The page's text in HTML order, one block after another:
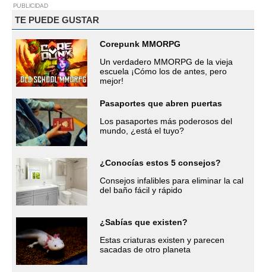
PUBLICIDAD
TE PUEDE GUSTAR
Corepunk MMORPG
Un verdadero MMORPG de la vieja
escuela ¡Cómo los de antes, pero
mejor!
Pasaportes que abren puertas
Los pasaportes más poderosos del
mundo, ¿está el tuyo?
¿Conocías estos 5 consejos?
Consejos infalibles para eliminar la cal
del baño fácil y rápido
¿Sabías que existen?
Estas criaturas existen y parecen
sacadas de otro planeta